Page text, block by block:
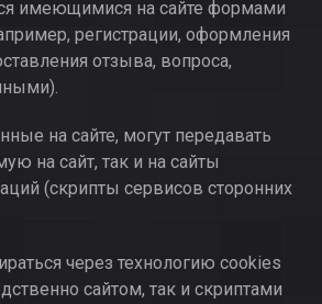
имеющимися на сайте формами
регистрации, оформления
отзыва, вопроса,
на сайте, могут передавать
на сайт, так и на сайты
(скрипты сервисов сторонних
через технологию cookies
сайтом, так и скриптами